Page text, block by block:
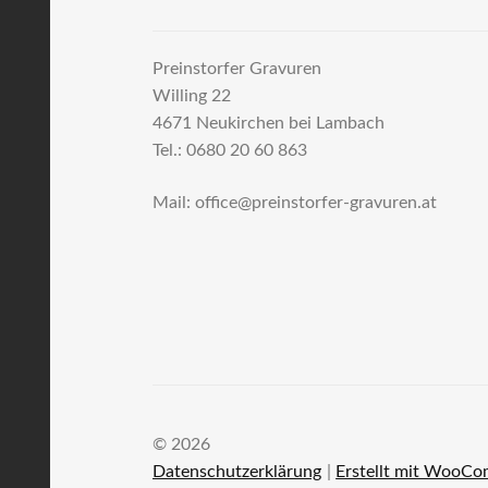
Preinstorfer Gravuren
Willing 22
4671 Neukirchen bei Lambach
Tel.: 0680 20 60 863
Mail: office@preinstorfer-gravuren.at
© 2026
Datenschutzerklärung
Erstellt mit